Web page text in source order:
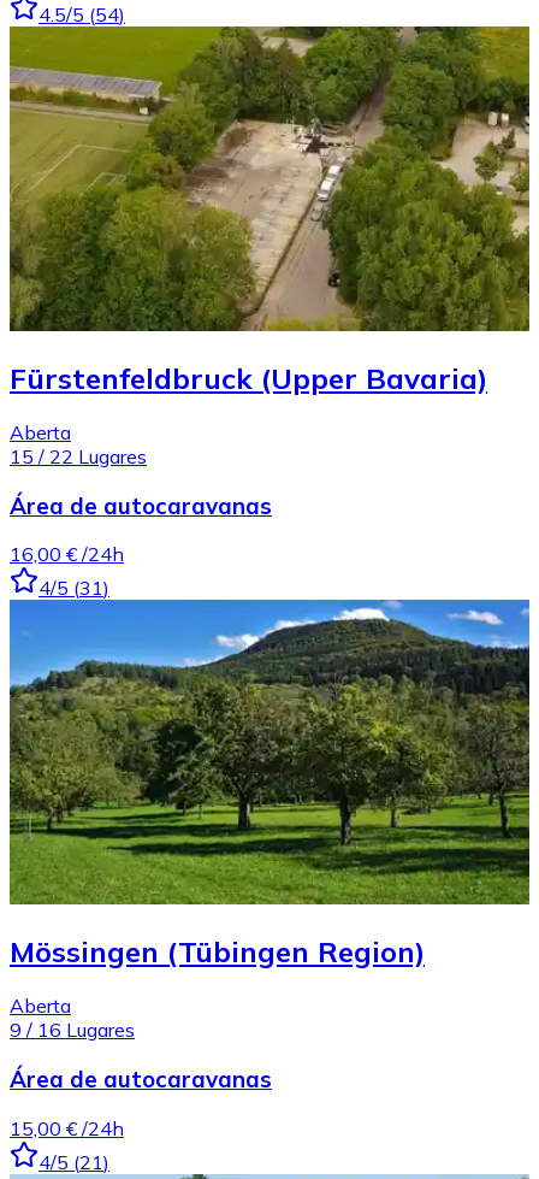
4.5/5 (54)
Fürstenfeldbruck (Upper Bavaria)
Aberta
15 / 22 Lugares
Área de autocaravanas
16,00 € /24h
4/5 (31)
Mössingen (Tübingen Region)
Aberta
9 / 16 Lugares
Área de autocaravanas
15,00 € /24h
4/5 (21)